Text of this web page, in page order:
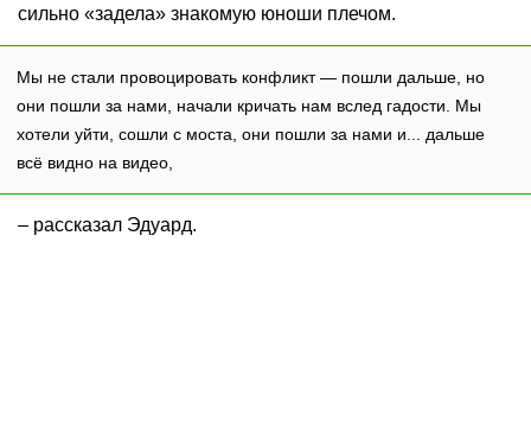
сильно «задела» знакомую юноши плечом.
Мы не стали провоцировать конфликт — пошли дальше, но
они пошли за нами, начали кричать нам вслед гадости. Мы
хотели уйти, сошли с моста, они пошли за нами и... дальше
всё видно на видео,
– рассказал Эдуард.